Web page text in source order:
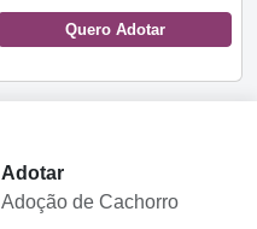
Quero Adotar
Adotar
Adoção de Cachorro